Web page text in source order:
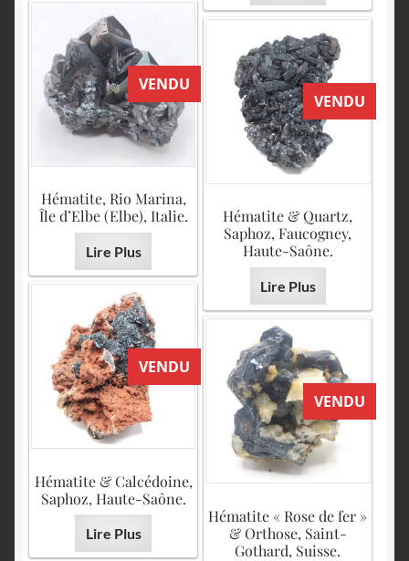
VENDU
Hématite, Rio Marina,
Île d’Elbe (Elbe), Italie.
Lire Plus
VENDU
Hématite & Quartz,
Saphoz, Faucogney,
Haute-Saône.
Lire Plus
VENDU
Hématite & Calcédoine,
Saphoz, Haute-Saône.
Lire Plus
VENDU
Hématite « Rose de fer »
& Orthose, Saint-
Gothard, Suisse.